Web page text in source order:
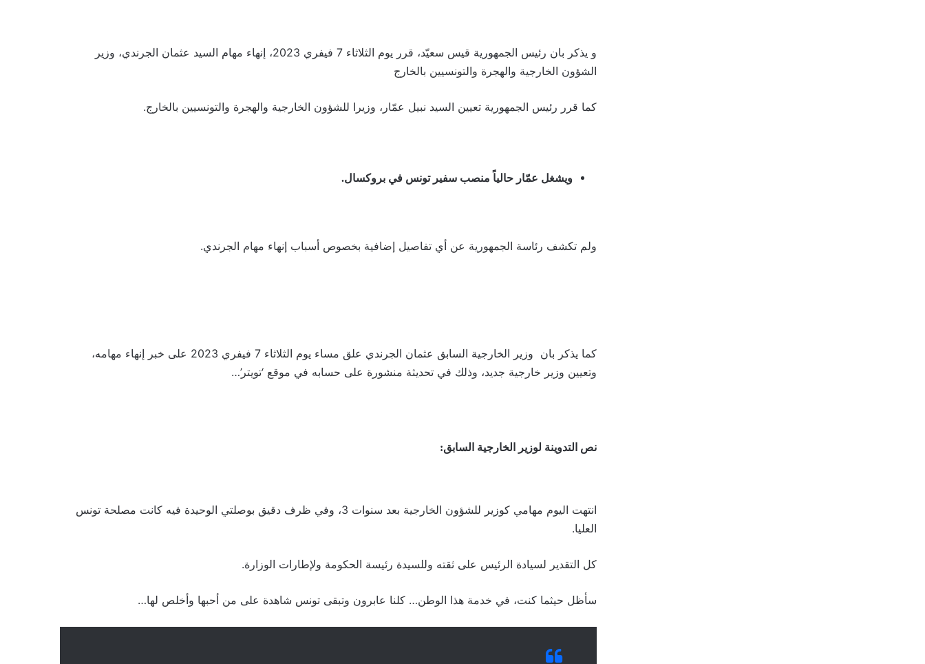
و يذكر بان رئيس الجمهورية قيس سعيّد، قرر يوم الثلاثاء 7 فيفري 2023، إنهاء مهام السيد عثمان الجرندي، وزير
الشؤون الخارجية والهجرة والتونسيين بالخارج
كما قرر رئيس الجمهورية تعيين السيد نبيل عمّار، وزيرا للشؤون الخارجية والهجرة والتونسيين بالخارج.
ويشغل عمّار حالياً منصب سفير تونس في بروكسال.
ولم تكشف رئاسة الجمهورية عن أي تفاصيل إضافية بخصوص أسباب إنهاء مهام الجرندي.
كما يذكر بان وزير الخارجية السابق عثمان الجرندي علق مساء يوم الثلاثاء 7 فيفري 2023 على خبر إنهاء مهامه،
وتعيين وزير خارجية جديد، وذلك في تحديثة منشورة على حسابه في موقع ‘تويتر’…
نص التدوينة لوزير الخارجية السابق:
انتهت اليوم مهامي كوزير للشؤون الخارجية بعد سنوات 3، وفي ظرف دقيق بوصلتي الوحيدة فيه كانت مصلحة تونس
العليا.
كل التقدير لسيادة الرئيس على ثقته وللسيدة رئيسة الحكومة ولإطارات الوزارة.
سأظل حيثما كنت، في خدمة هذا الوطن… كلنا عابرون وتبقى تونس شاهدة على من أحبها وأخلص لها…